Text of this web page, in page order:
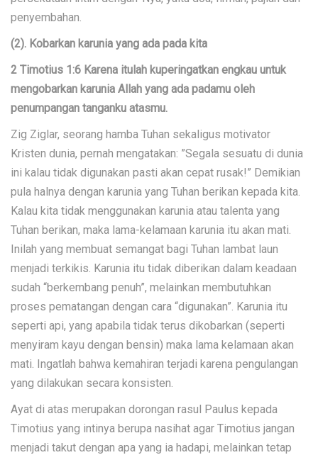
penyembahan.
(2). Kobarkan karunia yang ada pada kita
2 Timotius 1:6 Karena itulah kuperingatkan engkau untuk
mengobarkan karunia Allah yang ada padamu oleh
penumpangan tanganku atasmu.
Zig Ziglar, seorang hamba Tuhan sekaligus motivator
Kristen dunia, pernah mengatakan: ”Segala sesuatu di dunia
ini kalau tidak digunakan pasti akan cepat rusak!” Demikian
pula halnya dengan karunia yang Tuhan berikan kepada kita.
Kalau kita tidak menggunakan karunia atau talenta yang
Tuhan berikan, maka lama-kelamaan karunia itu akan mati.
Inilah yang membuat semangat bagi Tuhan lambat laun
menjadi terkikis. Karunia itu tidak diberikan dalam keadaan
sudah “berkembang penuh”, melainkan membutuhkan
proses pematangan dengan cara “digunakan”. Karunia itu
seperti api, yang apabila tidak terus dikobarkan (seperti
menyiram kayu dengan bensin) maka lama kelamaan akan
mati. Ingatlah bahwa kemahiran terjadi karena pengulangan
yang dilakukan secara konsisten.
Ayat di atas merupakan dorongan rasul Paulus kepada
Timotius yang intinya berupa nasihat agar Timotius jangan
menjadi takut dengan apa yang ia hadapi, melainkan tetap